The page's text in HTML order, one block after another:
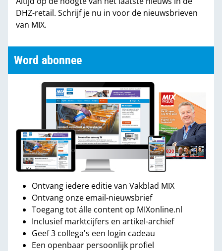
DHZ-retail. Schrijf je nu in voor de nieuwsbrieven
van MIX.
Word abonnee
Ontvang iedere editie van Vakblad MIX
Ontvang onze email-nieuwsbrief
Toegang tot álle content op MIXonline.nl
Inclusief marktcijfers en artikel-archief
Geef 3 collega's een login cadeau
Een openbaar persoonlijk profiel